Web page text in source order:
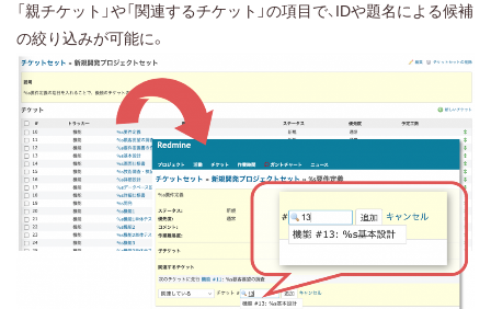
「親チケット」や「関連するチケット」の項目で、IDや題名による候補
の絞り込みが可能に。